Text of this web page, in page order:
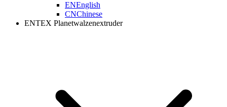
ENEnglish
CNChinese
ENTEX Planetwalzenextruder